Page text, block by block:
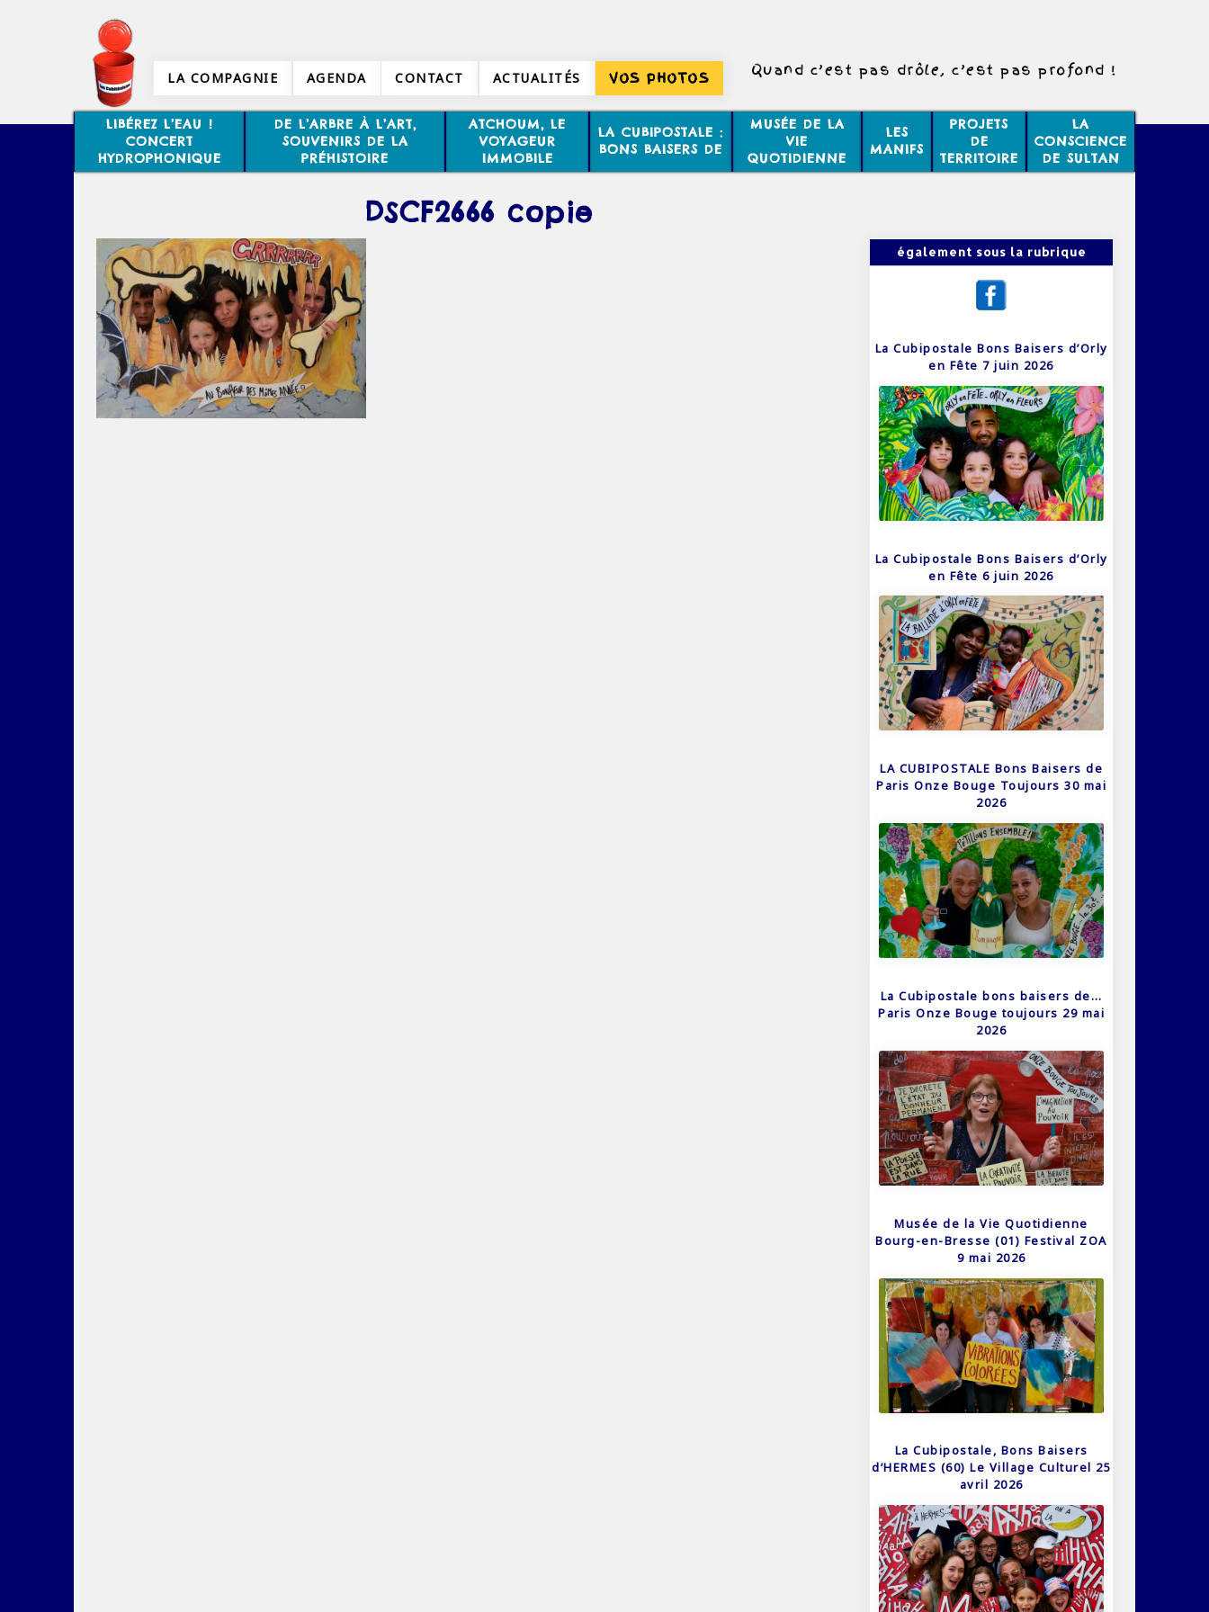
LA COMPAGNIE AGENDA CONTACT ACTUALITÉS VOS PHOTOS Quand c’est pas drôle, c’est pas profond !
LIBÉREZ L’EAU !
CONCERT
HYDROPHONIQUE
DE L’ARBRE À L’ART,
SOUVENIRS DE LA
PRÉHISTOIRE
ATCHOUM, LE
VOYAGEUR
IMMOBILE
LA CUBIPOSTALE :
BONS BAISERS DE
MUSÉE DE LA
VIE
QUOTIDIENNE
LES
MANIFS
PROJETS
DE
TERRITOIRE
LA
CONSCIENCE
DE SULTAN
DSCF2666 copie
également sous la rubrique
La Cubipostale Bons Baisers d’Orly
en Fête 7 juin 2026
La Cubipostale Bons Baisers d’Orly
en Fête 6 juin 2026
LA CUBIPOSTALE Bons Baisers de
Paris Onze Bouge Toujours 30 mai
2026
La Cubipostale bons baisers de…
Paris Onze Bouge toujours 29 mai
2026
Musée de la Vie Quotidienne
Bourg-en-Bresse (01) Festival ZOA
9 mai 2026
La Cubipostale, Bons Baisers
d’HERMES (60) Le Village Culturel 25
avril 2026